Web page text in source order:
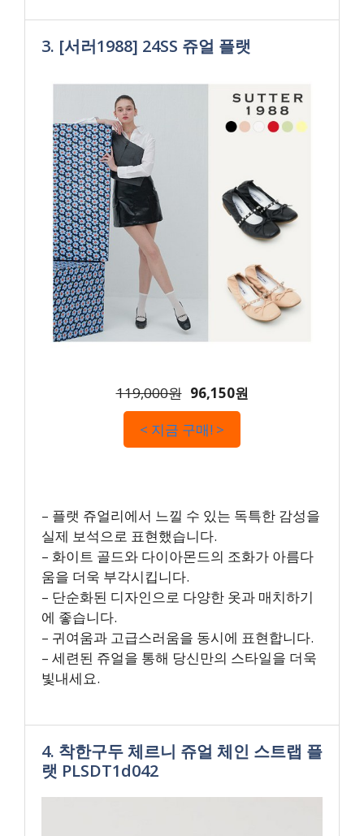
3. [서러1988] 24SS 쥬얼 플랫
119,000원 96,150원
< 지금 구매! >
– 플랫 쥬얼리에서 느낄 수 있는 독특한 감성을
실제 보석으로 표현했습니다.
– 화이트 골드와 다이아몬드의 조화가 아름다
움을 더욱 부각시킵니다.
– 단순화된 디자인으로 다양한 옷과 매치하기
에 좋습니다.
– 귀여움과 고급스러움을 동시에 표현합니다.
– 세련된 쥬얼을 통해 당신만의 스타일을 더욱
빛내세요.
4. 착한구두 체르니 쥬얼 체인 스트랩 플
랫 PLSDT1d042